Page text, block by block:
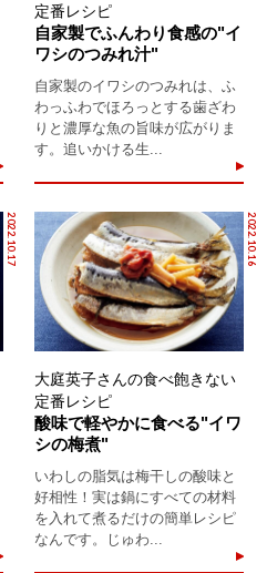
定番レシピ
自家製でふんわり食感の"イ
ワシのつみれ汁"
自家製のイワシのつみれは、ふ
わっふわでほろっとする歯ざわ
りと濃厚な魚の旨味が広がりま
す。追いかける生...
2022.10.17 2022.10.16
大庭英子さんの食べ飽きない
定番レシピ
酸味で軽やかに食べる"イワ
シの梅煮"
いわしの脂気は梅干しの酸味と
好相性！実は鍋にすべての材料
を入れて煮るだけの簡単レシピ
なんです。じゅわ...